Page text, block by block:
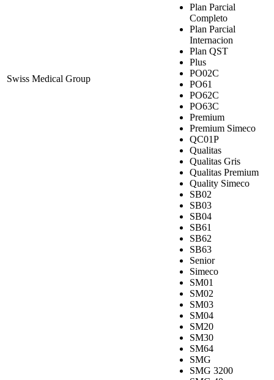
Swiss Medical Group
Plan Parcial
Completo
Plan Parcial
Internacion
Plan QST
Plus
PO02C
PO61
PO62C
PO63C
Premium
Premium Simeco
QC01P
Qualitas
Qualitas Gris
Qualitas Premium
Quality Simeco
SB02
SB03
SB04
SB61
SB62
SB63
Senior
Simeco
SM01
SM02
SM03
SM04
SM20
SM30
SM64
SMG
SMG 3200